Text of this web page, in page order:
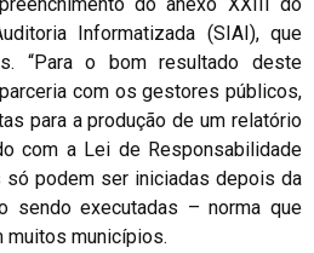
Informatizada (SIAI), que
“Para o bom resultado deste
com os gestores públicos,
para a produção de um relatório
com a Lei de Responsabilidade
só podem ser iniciadas depois da
sendo executadas – norma que
muitos municípios.